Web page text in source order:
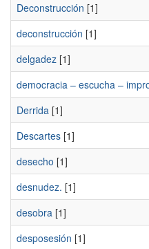
Deconstrucción [1]
deconstrucción [1]
delgadez [1]
democracia – escucha –
Derrida [1]
Descartes [1]
desecho [1]
desnudez. [1]
desobra [1]
desposesión [1]